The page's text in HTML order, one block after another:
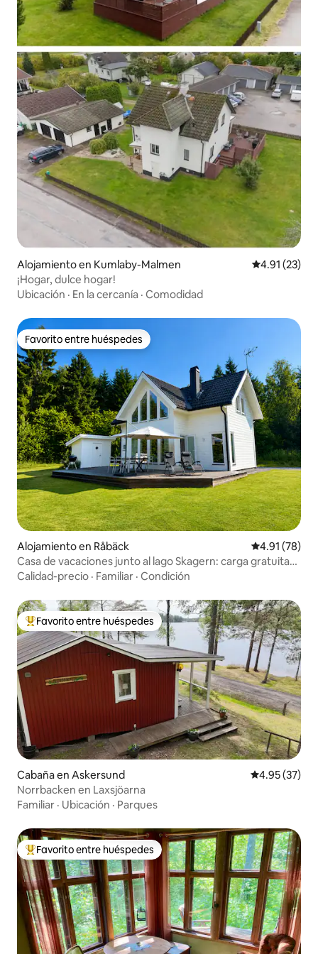
Alojamiento en Kumlaby-Malmen Calificación
4.91 (23)
¡Hogar, dulce hogar!
Ubicación · En la cercanía · Comodidad
Favorito entre huéspedes
Favorito entre huéspedes
Alojamiento en Råbäck Calificación
4.91 (78)
Casa de vacaciones junto al lago Skagern: carga gratuita
de coches eléctricos
Calidad-precio · Familiar · Condición
Favorito entre huéspedes preferido
Favorito entre huéspedes
Cabaña en Askersund Calificación
4.95 (37)
Norrbacken en Laxsjöarna
Familiar · Ubicación · Parques
Favorito entre huéspedes preferido
Favorito entre huéspedes